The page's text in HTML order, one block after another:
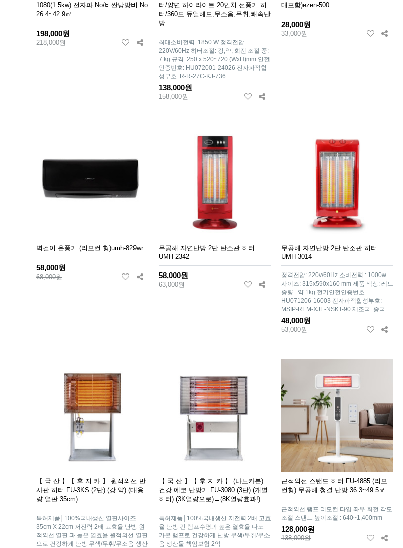
1080(1.5kw) 전자파 No/비싼낭방비 No
26.4~42.9㎡
198,000원
218,000원
터/양면 하이라이트 20인치 선풍기 히
터/360도 듀얼헤드,무소음,무취,쾌속난
방
최대소비전력: 1850 W 정격전압:
220V/60Hz 히터조절: 강,약, 회전 조절 중:
7 kg 규격: 250 x 520~720 (WxH)mm 안전
인증번호: HU072001-24026 전자파적합
성부호: R-R-27C-KJ-736
138,000원
158,000원
대포함)ezen-500
28,000원
33,000원
벽걸이 온풍기 (리모컨 형)umh-829wr
58,000원
68,000원
무공해 자연난방 2단 탄소관 히터
UMH-2342
58,000원
63,000원
무공해 자연난방 2단 탄소관 히터
UMH-3014
정격전압: 220v/60Hz 소비전력 : 1000w
사이즈: 315x590x160 mm 제품 색상: 레드
중량 : 약 1kg 전기안전인증번호:
HU071206-16003 전자파적합성부호:
MSIP-REM-XJE-NSKT-90 제조국: 중국
48,000원
53,000원
【 국 산 】【 후 지 카 】 원적외선 반
사판 히터 FU-3KS (2단) (강.약) (대용
량 열판.35cm)
특허제품│100%국내생산 열판사이즈:
35cm X 22cm 저전력 2배 고효율 난방 원
적외선 열판 과 높은 열효율 원적외선 열판
으로 건강하게 난방 무색/무취/무소음 생산
【 국 산 】【 후 지 카 】 (나노카본)
건강 에코 난방기 FU-3080 (3단) (개별
히터) (3K열량으로)→(8K열량효과!)
특허제품│100%국내생산 저전력 2배 고효
율 난방 긴 램프수명과 높은 열효율 나노
카본 램프로 건강하게 난방 무색/무취/무소
음 생산물 책임보험 2억
근적외선 스탠드 히터 FU-4885 (리모
컨형) 무공해 청결 난방 36.3~49.5㎡
근적외선 램프 리모컨 타입 좌우 회전 각도
조절 스탠드 높이조절 : 640~1,400mm
128,000원
138,000원